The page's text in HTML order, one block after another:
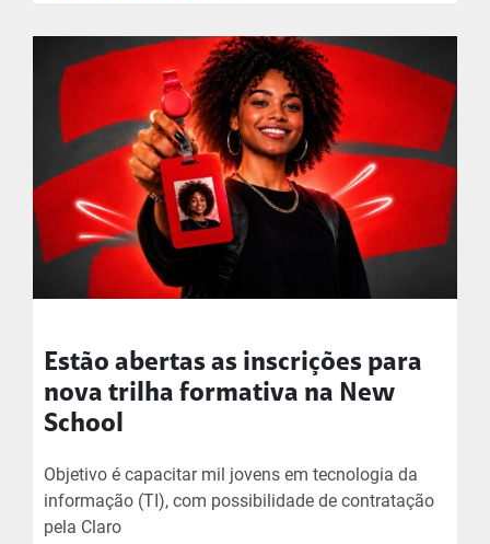
Estão abertas as inscrições para
nova trilha formativa na New
School
Objetivo é capacitar mil jovens em tecnologia da
informação (TI), com possibilidade de contratação
pela Claro